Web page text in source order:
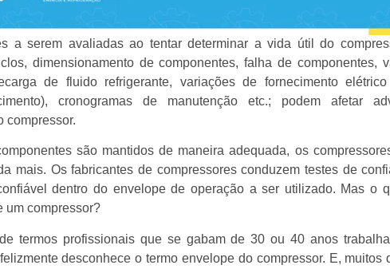
a serem avaliadas ao tentar determinar a vida útil do
dimensionamento de componentes, falha de componentes,
de fluido refrigerante, variações de fornecimento
cronogramas de manutenção etc.; podem afetar
compressor.
são mantidos de maneira adequada, os
mais. Os fabricantes de compressores conduzem testes de
dentro do envelope de operação a ser utilizado. Mas o
um compressor?
termos profissionais que se gabam de 30 ou 40 anos
desconhece o termo envelope do compressor. E, muitos